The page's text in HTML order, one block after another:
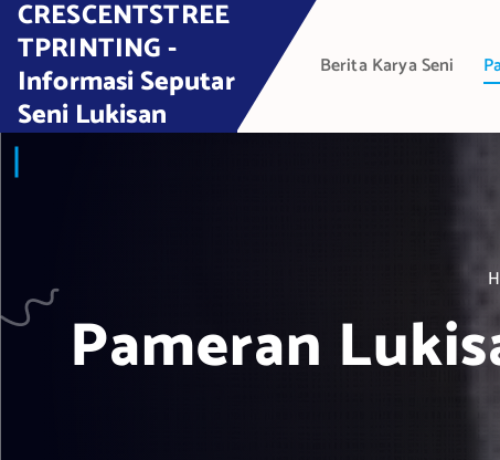
n
CRESCENTSTREE
TPRINTING -
Informasi Seputar
Seni Lukisan
Berita Karya Seni
Pameran